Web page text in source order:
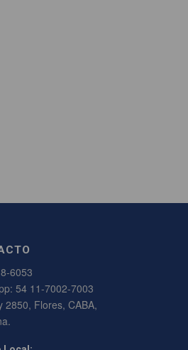
6053
54 11-7002-7003
2850, Flores, CABA,